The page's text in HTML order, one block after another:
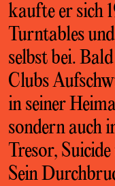
kaufte er sich
Turntables
selbst bei.
Clubs
in seiner
sondern auch
Tresor,
Sein